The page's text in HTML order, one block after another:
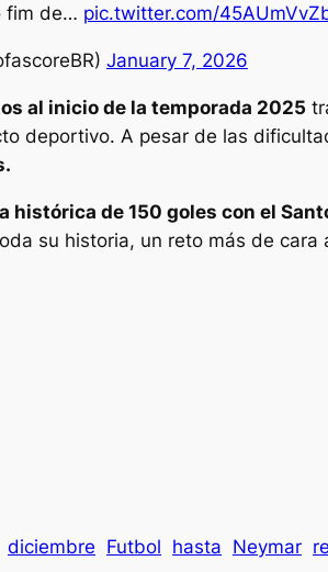
fim de… pic.twitter.com/
January 7, 2026
al inicio de la temporada 2025
deportivo. A pesar de las
histórica de 150 goles con el
su historia, un reto más de
diciembre Futbol hasta Neymar